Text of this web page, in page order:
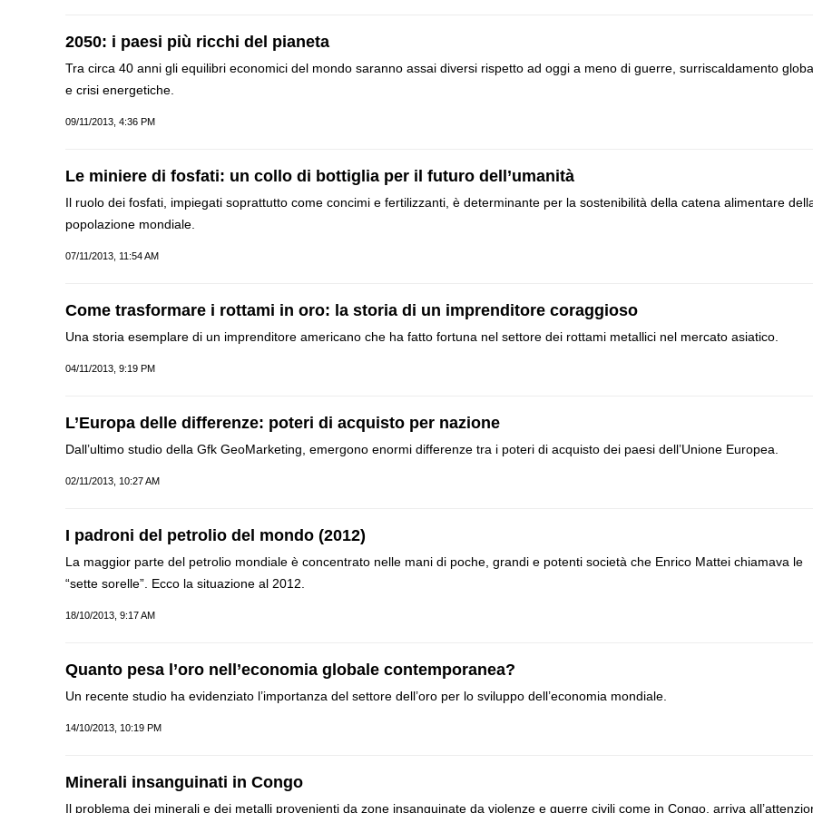
2050: i paesi più ricchi del pianeta
Tra circa 40 anni gli equilibri economici del mondo saranno assai diversi rispetto ad oggi a meno di guerre, surriscaldamento
e crisi energetiche.
09/11/2013, 4:36 PM
Le miniere di fosfati: un collo di bottiglia per il futuro dell’umanità
Il ruolo dei fosfati, impiegati soprattutto come concimi e fertilizzanti, è determinante per la sostenibilità della catena alimentare
popolazione mondiale.
07/11/2013, 11:54 AM
Come trasformare i rottami in oro: la storia di un imprenditore coraggioso
Una storia esemplare di un imprenditore americano che ha fatto fortuna nel settore dei rottami metallici nel mercato asiatico.
04/11/2013, 9:19 PM
L’Europa delle differenze: poteri di acquisto per nazione
Dall’ultimo studio della Gfk GeoMarketing, emergono enormi differenze tra i poteri di acquisto dei paesi dell’Unione Europea.
02/11/2013, 10:27 AM
I padroni del petrolio del mondo (2012)
La maggior parte del petrolio mondiale è concentrato nelle mani di poche, grandi e potenti società che Enrico Mattei chiamava le
“sette sorelle”. Ecco la situazione al 2012.
18/10/2013, 9:17 AM
Quanto pesa l’oro nell’economia globale contemporanea?
Un recente studio ha evidenziato l’importanza del settore dell’oro per lo sviluppo dell’economia mondiale.
14/10/2013, 10:19 PM
Minerali insanguinati in Congo
Il problema dei minerali e dei metalli provenienti da zone insanguinate da violenze e guerre civili come in Congo, arriva